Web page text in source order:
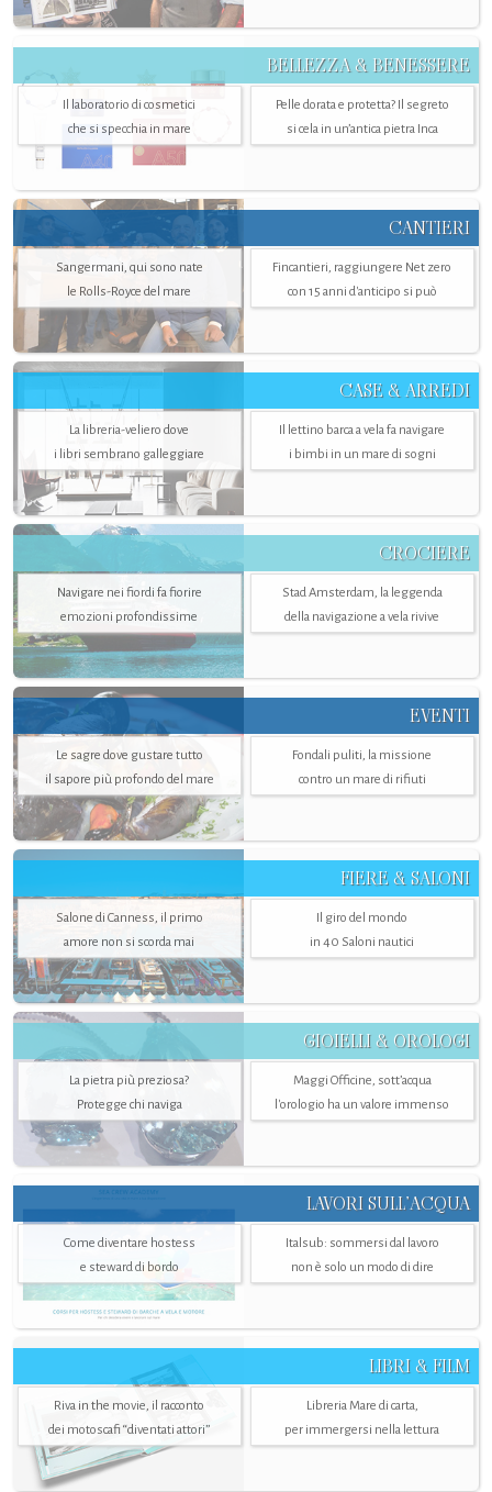
BELLEZZA & BENESSERE
Il laboratorio di cosmetici
che si specchia in mare
Pelle dorata e protetta? Il segreto
si cela in un’antica pietra Inca
CANTIERI
Sangermani, qui sono nate
le Rolls-Royce del mare
Fincantieri, raggiungere Net zero
con 15 anni d'anticipo si può
CASE & ARREDI
La libreria-veliero dove
i libri sembrano galleggiare
Il lettino barca a vela fa navigare
i bimbi in un mare di sogni
CROCIERE
Navigare nei fiordi fa fiorire
emozioni profondissime
Stad Amsterdam, la leggenda
della navigazione a vela rivive
EVENTI
Le sagre dove gustare tutto
il sapore più profondo del mare
Fondali puliti, la missione
contro un mare di rifiuti
FIERE & SALONI
Salone di Canness, il primo
amore non si scorda mai
Il giro del mondo
in 40 Saloni nautici
GIOIELLI & OROLOGI
La pietra più preziosa?
Protegge chi naviga
Maggi Officine, sott’acqua
l'orologio ha un valore immenso
LAVORI SULL’ACQUA
Come diventare hostess
e steward di bordo
Italsub: sommersi dal lavoro
non è solo un modo di dire
LIBRI & FILM
Riva in the movie, il racconto
dei motoscafi “diventati attori”
Libreria Mare di carta,
per immergersi nella lettura